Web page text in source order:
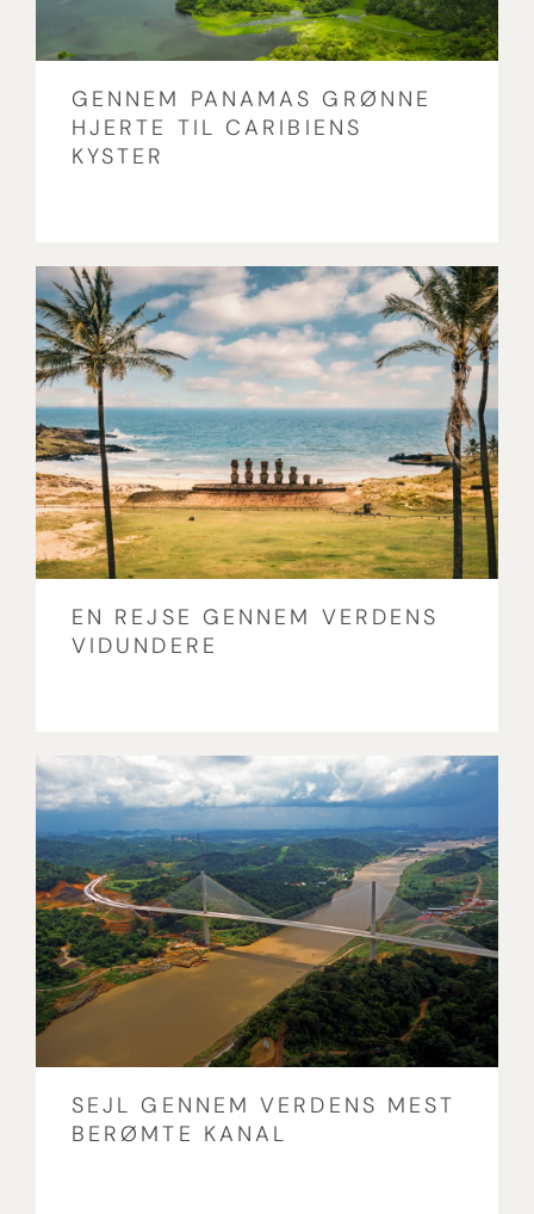
GENNEM PANAMAS GRØNNE
HJERTE TIL CARIBIENS
KYSTER
EN REJSE GENNEM VERDENS
VIDUNDERE
SEJL GENNEM VERDENS MEST
BERØMTE KANAL